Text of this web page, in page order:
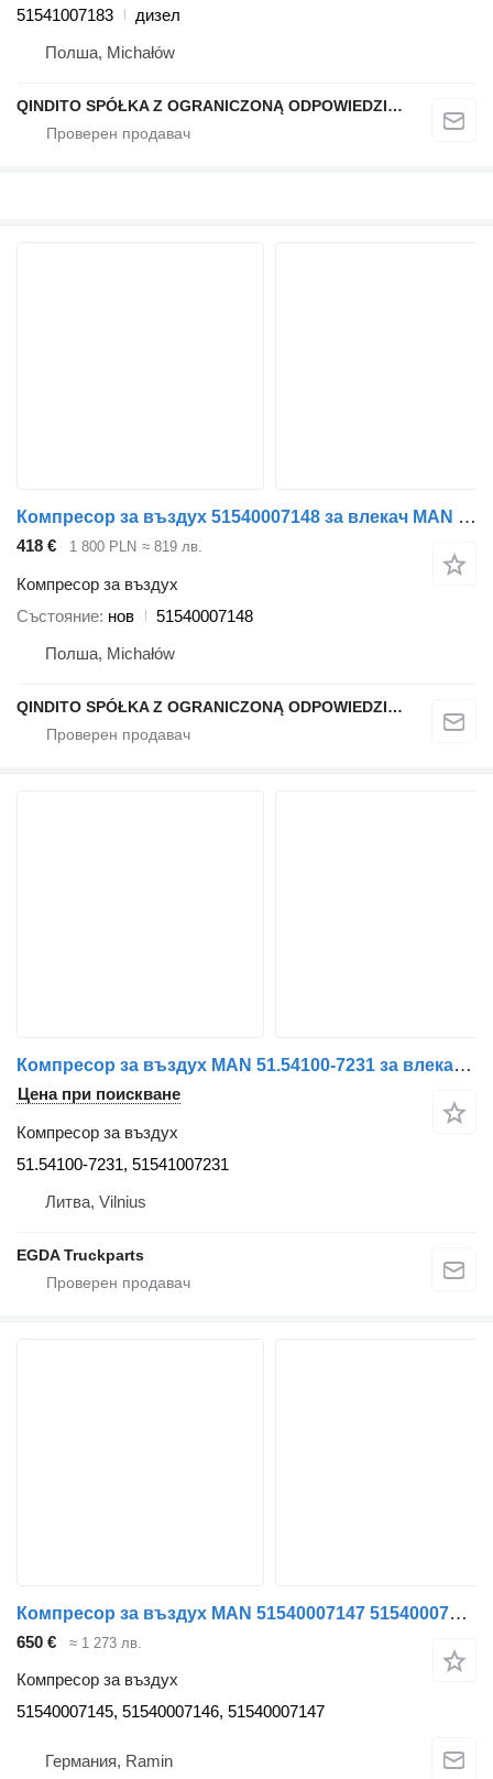
51541007183
дизел
Полша, Michałów
QINDITO SPÓŁKA Z OGRANICZONĄ ODPOWIEDZIALNOŚCIĄ
Компресор за въздух 51540007148 за влекач MAN TGX
418 € 1 800 PLN ≈ 819 лв.
Компресор за въздух
Състояние нов
51540007148
Полша, Michałów
QINDITO SPÓŁKA Z OGRANICZONĄ ODPOWIEDZIALNOŚCIĄ
Компресор за въздух MAN 51.54100-7231 за влекач MAN
Цена при поискване
Компресор за въздух
51.54100-7231, 51541007231
Литва, Vilnius
EGDA Truckparts
Компресор за въздух MAN 51540007147 51540007145 за влекач MAN TGA TGX TGS
650 € ≈ 1 273 лв.
Компресор за въздух
51540007145, 51540007146, 51540007147
Германия, Ramin